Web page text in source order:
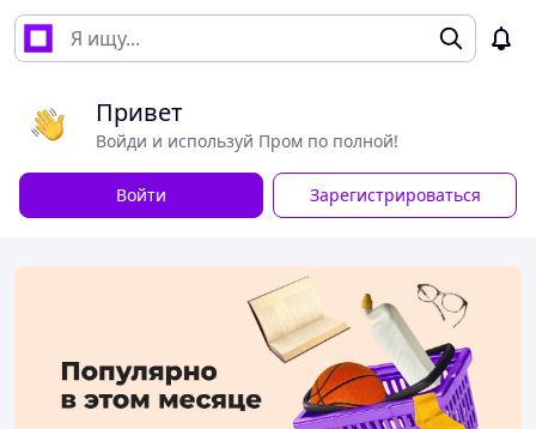
Привет
Войди и используй Пром по полной!
Войти Зарегистрироваться